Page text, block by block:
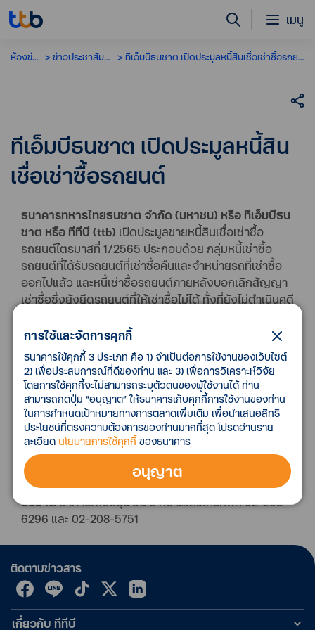
เมนู
ห้องข่าว ข่าวประชาสัมพันธ์ ทีเอ็มบีธนชาต เปิดประมูลหนี้สินเชื่อเช่าซื้อรถยนต์
ทีเอ็มบีธนชาต เปิดประมูลหนี้สิน
เชื่อเช่าซื้อรถยนต์
ธนาคารทหารไทยธนชาต จำกัด (มหาชน) หรือ ทีเอ็มบีธน
ชาต หรือ ทีทีบี (ttb) เปิดประมูลขายหนี้สินเชื่อเช่าซื้อ
รถยนต์ไตรมาสที่ 1/2565 ประกอบด้วย กลุ่มหนี้เช่าซื้อ
รถยนต์ที่ได้รับรถยนต์ที่เช่าซื้อคืนและจำหน่ายรถที่เช่าซื้อ
ออกไปแล้ว และหนี้เช่าซื้อรถยนต์ภายหลังบอกเลิกสัญญา
เช่าซื้อซึ่งยังยึดรถยนต์ที่ให้เช่าซื้อไม่ได้ ทั้งที่ยังไม่ดำเนินคดี
ต้นรวม 2,391,410,223.98 บาท ทั้งนี้ รูปแบบการประมูลเป็น
แบบรายกลุ่ม โดยระบุราคาแต่ละรายลูกหนี้ ตามแบบฟอร์ม
การยื่นซองประมูลราคาโดยวิธีปิดซอง เปิดจำหน่าย
เอกสารประกอบการประมูลและซีดีรอม ตั้งแต่วันที่ 17
กุมภาพันธ์ ถึง 4 มีนาคม 2565 และยื่นซองประมูลเสนอ
ราคาซื้อ ในวันที่ 7 มีนาคม 2565 ณ ทีเอ็มบีธนชาต อาคาร
เพชรบุรี
ผู้สนใจสามารถสอบถามข้อมูลเพิ่มเติมได้ที่
การขายหนี้สินเชื่อรายย่อยและการบริการลูกค้า ทีเอ็มบี
ธนชาตอาคารเพชรบุรี ชั้น 9 หมายเลขโทรศัพท์ 02-208-
6296 และ 02-208-5751
การใช้และจัดการคุกกี้
ธนาคารใช้คุกกี้ 3 ประเภท คือ 1) จำเป็นต่อการใช้งานของเว็บไซต์
2) เพื่อประสบการณ์ที่ดีของท่าน และ 3) เพื่อการวิเคราะห์วิจัย
โดยการใช้คุกกี้จะไม่สามารถระบุตัวตนของผู้ใช้งานได้ ท่าน
สามารถกดปุ่ม “อนุญาต” ให้ธนาคารเก็บคุกกี้การใช้งานของท่าน
ในการกำหนดเป้าหมายทางการตลาดเพิ่มเติม เพื่อนำเสนอสิทธิ
ประโยชน์ที่ตรงความต้องการของท่านมากที่สุด โปรดอ่านราย
ละเอียด นโยบายการใช้คุกกี้ของธนาคาร
อนุญาต
ติดตามข่าวสาร
เกี่ยวกับ ทีทีบี